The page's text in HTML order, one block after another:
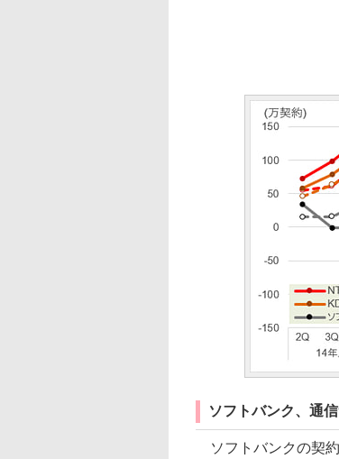
ソフトバンク、通
ソフトバンクの契